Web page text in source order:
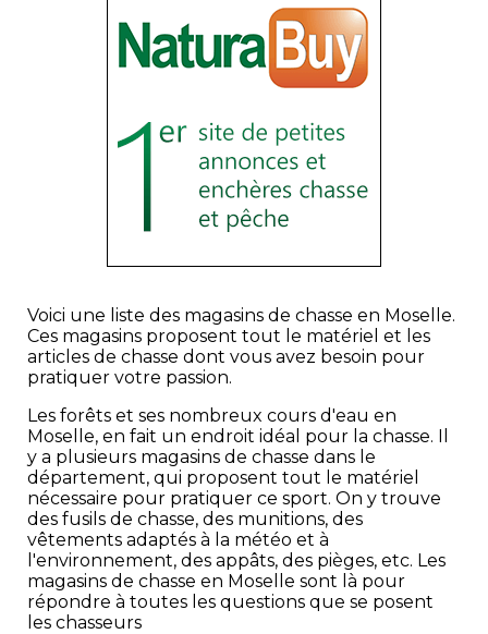
Voici une liste des magasins de chasse en Moselle.
Ces magasins proposent tout le matériel et les
articles de chasse dont vous avez besoin pour
pratiquer votre passion.
Les forêts et ses nombreux cours d'eau en
Moselle, en fait un endroit idéal pour la chasse. Il
y a plusieurs magasins de chasse dans le
département, qui proposent tout le matériel
nécessaire pour pratiquer ce sport. On y trouve
des fusils de chasse, des munitions, des
vêtements adaptés à la météo et à
l'environnement, des appâts, des pièges, etc. Les
magasins de chasse en Moselle sont là pour
répondre à toutes les questions que se posent
les chasseurs